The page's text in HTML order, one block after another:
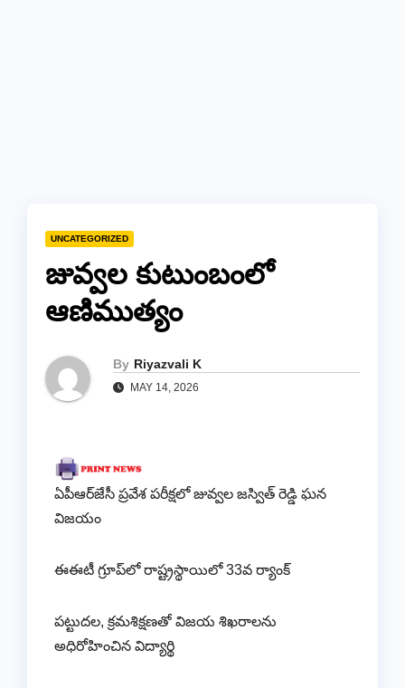
UNCATEGORIZED
జువ్వల కుటుంబంలో
ఆణిముత్యం
By Riyazvali K
MAY 14, 2026
ఏపీఆర్‌జేసీ ప్రవేశ పరీక్షలో జువ్వల జస్విత్ రెడ్డి ఘన
విజయం
ఈఈటీ గ్రూప్‌లో రాష్ట్రస్థాయిలో 33వ ర్యాంక్
పట్టుదల, క్రమశిక్షణతో విజయ శిఖరాలను
అధిరోహించిన విద్యార్థి